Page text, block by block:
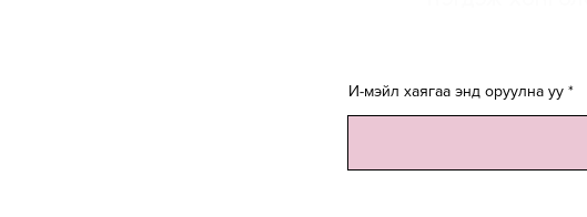
И-мэйл хаягаа энд оруулна уу